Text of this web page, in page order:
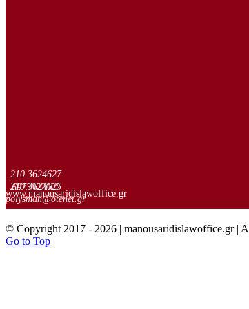
210 3624627
210 3624625
6973022002
www.manousaridislawoffice.gr
polysman@otenet.gr
© Copyright 2017 - 2026 | manousaridislawoffice.gr |
Go to Top